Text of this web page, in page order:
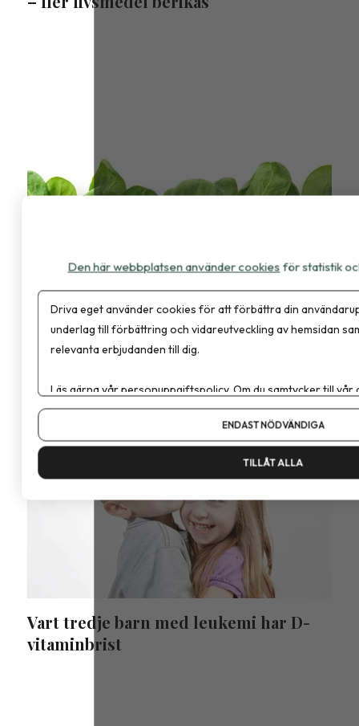
Mixad spenat för maxad mängd
antioxidant
Vart tredje barn med leukemi har D-
vitaminbrist
Den här webbplatsen använder cookies för statistik
Driva eget använder cookies för att förbättra din
underlag till förbättring och vidareutveckling av hemsidan
relevanta erbjudanden till dig.
Läs gärna vårpersonuppgiftspolicy. Om du samtycker till vår
Om du vill ändra ditt val i efterhand hittar du den möjligheten
ENDAST NÖDVÄNDIGA
TILLÅT ALLA